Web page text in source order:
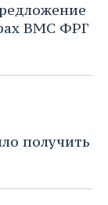
ВМС ФРГ
получить